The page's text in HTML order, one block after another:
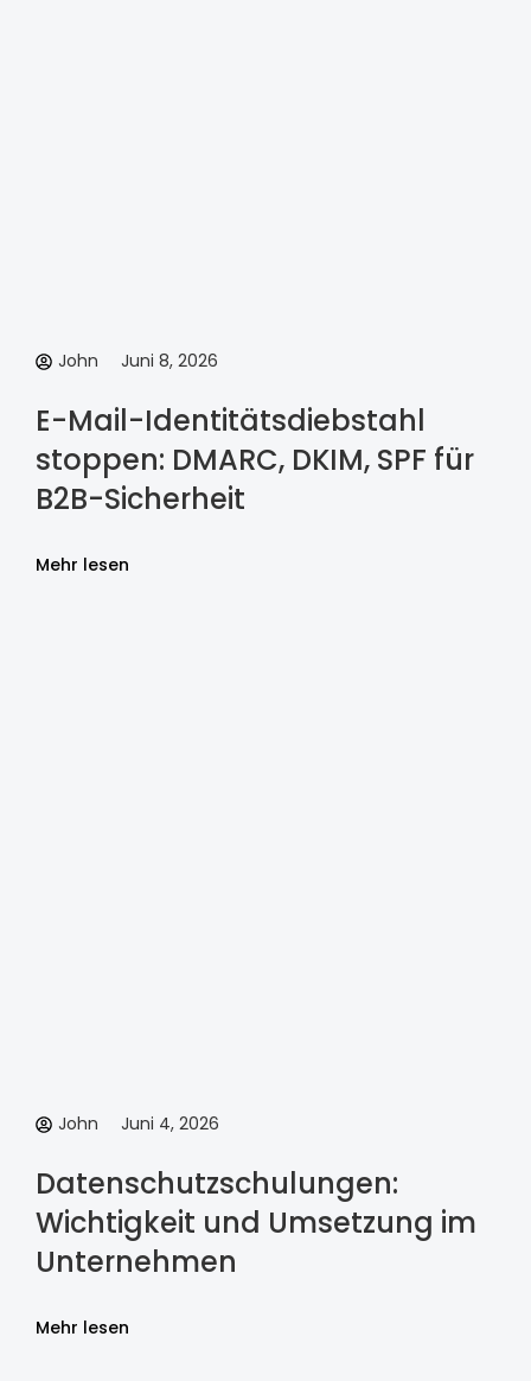
John Juni 8, 2026
E-Mail-Identitätsdiebstahl
stoppen: DMARC, DKIM, SPF für
B2B-Sicherheit
Mehr lesen
John Juni 4, 2026
Datenschutzschulungen:
Wichtigkeit und Umsetzung im
Unternehmen
Mehr lesen